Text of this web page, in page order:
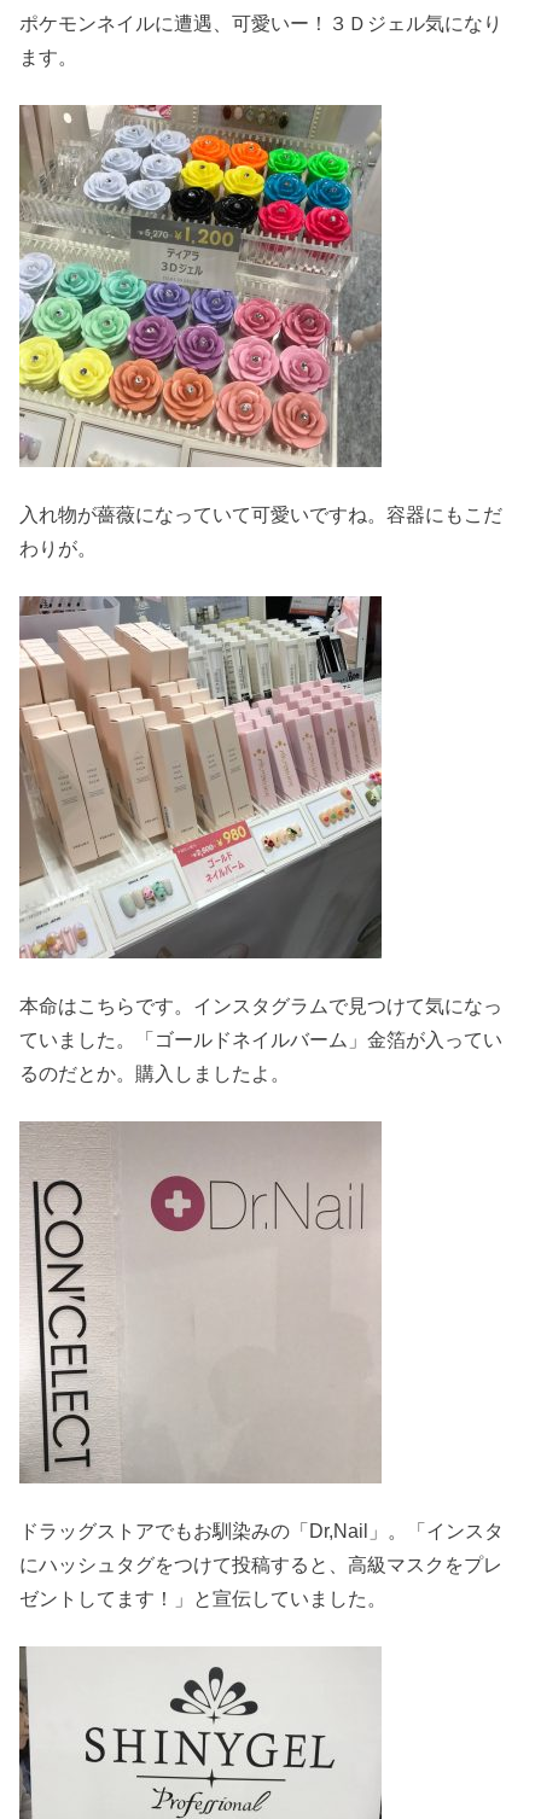
ポケモンネイルに遭遇、可愛いー！３Ｄジェル気になり
ます。
入れ物が薔薇になっていて可愛いですね。容器にもこだ
わりが。
本命はこちらです。インスタグラムで見つけて気になっ
ていました。「ゴールドネイルバーム」金箔が入ってい
るのだとか。購入しましたよ。
ドラッグストアでもお馴染みの「Dr,Nail」。「インスタ
にハッシュタグをつけて投稿すると、高級マスクをプレ
ゼントしてます！」と宣伝していました。